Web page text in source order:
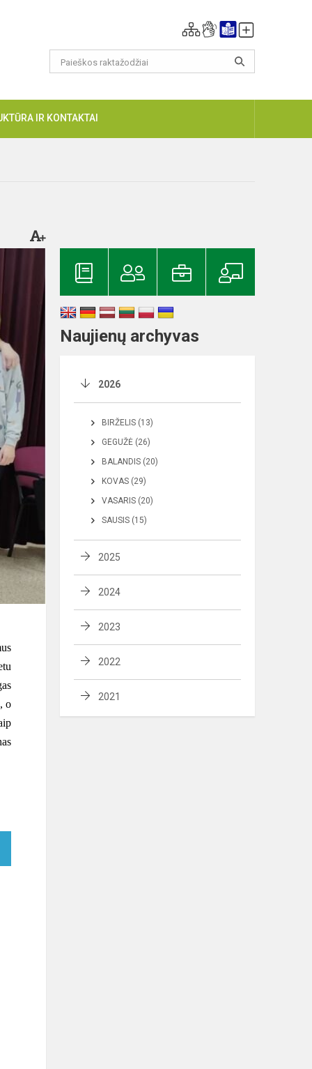
IR KONTAKTAI
o
Naujienų archyvas
2026
BIRŽELIS (13)
GEGUŽĖ (26)
BALANDIS (20)
KOVAS (29)
VASARIS (20)
SAUSIS (15)
2025
2024
2023
2022
2021